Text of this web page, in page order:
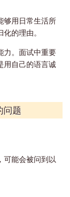
够用日常生活所
的理由。
力。面试中重要
用自己的语言诚
问题
可能会被问到以